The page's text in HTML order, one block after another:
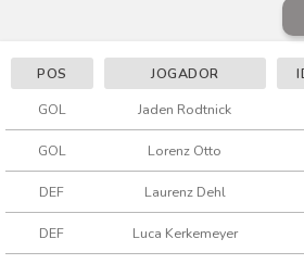
POS JOGADOR
GOL
Jaden Rodtnick
GOL Lorenz Otto
DEF Laurenz Dehl
DEF Luca Kerkemeyer